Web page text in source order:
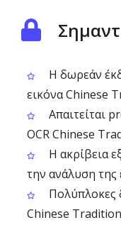
Η δωρεάν
εικόνα Chinese
Απαιτείται
OCR Chinese
Η ακρίβεια
την ανάλυση της
Πολύπλοκες
Chinese